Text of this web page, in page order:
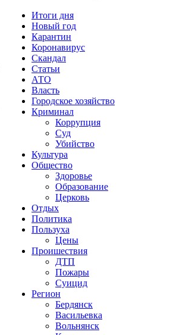
Итоги дня
Новый год
Карантин
Коронавирус
Скандал
Статьи
АТО
Власть
Городское хозяйство
Криминал
Коррупция
Суд
Убийство
Культура
Общество
Здоровье
Образование
Церковь
Отдых
Политика
Пользуха
Цены
Проишествия
ДТП
Пожары
Суицид
Регион
Бердянск
Васильевка
Вольнянск